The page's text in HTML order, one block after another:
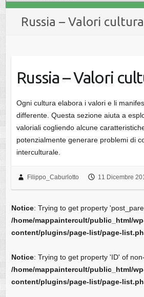
Russia – Valori
Russia – Valori
Ogni cultura elabora i valori e li
differente. Questa sezione aiuta a
valoriali cogliendo alcune
potenzialmente generare problemi di
interculturale.
Filippo_Caburlotto 11 Dicembre
Notice: Trying to get property
/home/mappaintercult/public_html/
content/plugins/page-list/page-
Notice: Trying to get property 'ID' of
/home/mappaintercult/public_html/
content/plugins/page-list/page-